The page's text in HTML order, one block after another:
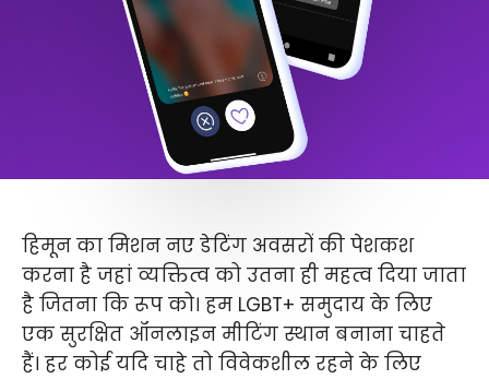
हिमून का मिशन नए डेटिंग अवसरों की पेशकश
करना है जहां व्यक्तित्व को उतना ही महत्व दिया जाता
है जितना कि रूप को। हम LGBT+ समुदाय के लिए
एक सुरक्षित ऑनलाइन मीटिंग स्थान बनाना चाहते
हैं। हर कोई यदि चाहे तो विवेकशील रहने के लिए